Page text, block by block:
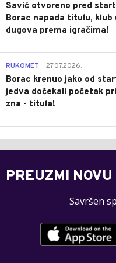
Savić otvoreno pred
Borac napada titulu, klub
dugova prema igračima!
RUKOMET 27.07.2026.
Borac krenuo jako od
jedva dočekali početak
zna - titula!
PREUZMI
Savršen